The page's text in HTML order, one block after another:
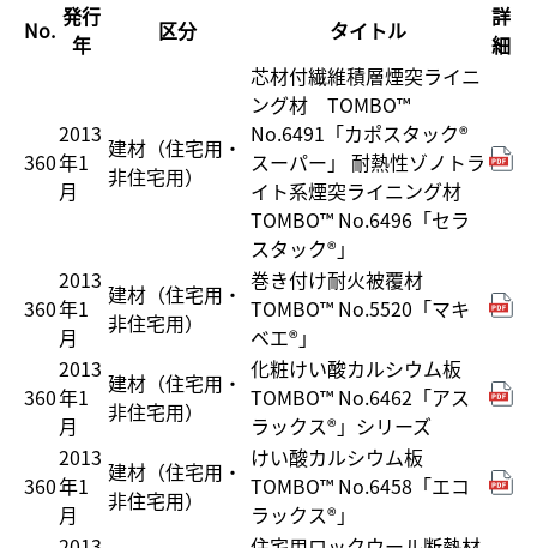
No. 発行
年
区分 タイトル
詳
細
360
2013
年1
月
建材（住宅用・
非住宅用）
芯材付繊維積層煙突ライニ
ング材 TOMBO™
No.6491「カポスタック®
スーパー」 耐熱性ゾノトラ
イト系煙突ライニング材
TOMBO™ No.6496「セラ
スタック®」
360
2013
年1
月
建材（住宅用・
非住宅用）
巻き付け耐火被覆材
TOMBO™ No.5520「マキ
ベエ®」
360
2013
年1
月
建材（住宅用・
非住宅用）
化粧けい酸カルシウム板
TOMBO™ No.6462「アス
ラックス®」シリーズ
360
2013
年1
月
建材（住宅用・
非住宅用）
けい酸カルシウム板
TOMBO™ No.6458「エコ
ラックス®」